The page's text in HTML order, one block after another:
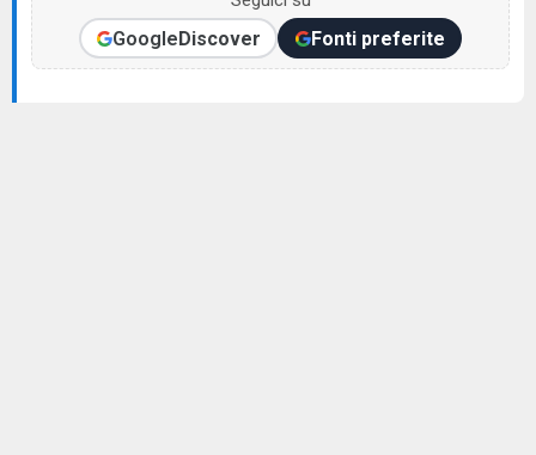
GoogleDiscover Fonti preferite